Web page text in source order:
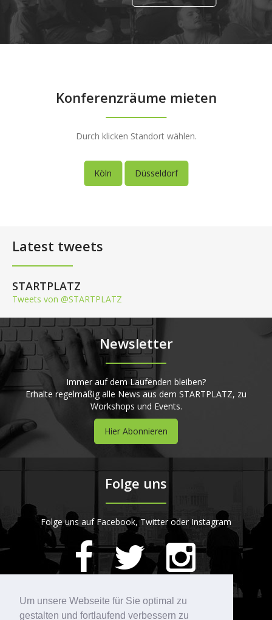
Um unsere Webseite für Sie optimal zu
gestalten und fortlaufend verbessern zu
Konferenzräume mieten
Durch klicken Standort wählen.
Köln Düsseldorf
Latest tweets
STARTPLATZ
Tweets von @STARTPLATZ
Newsletter
Immer auf dem Laufenden bleiben?
Erhalte regelmäßig alle News aus dem STARTPLATZ, zu
Workshops und Events.
Hier Abonnieren
Folge uns
Folge uns auf Facebook, Twitter oder Instagram
420Bewertungen auf ProvenExpert.com